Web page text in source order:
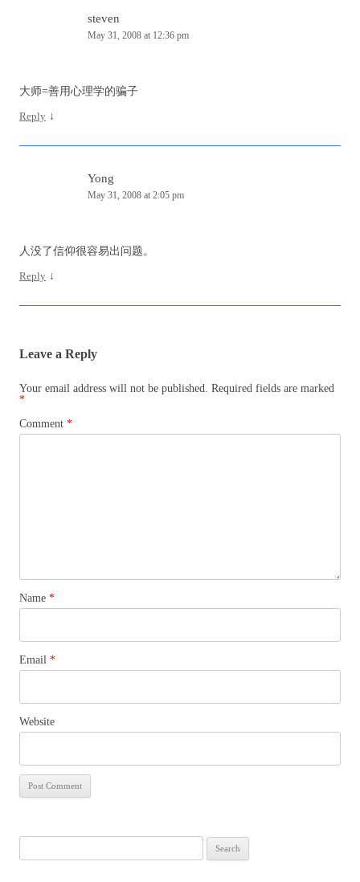
steven
May 31, 2008 at 12:36 pm
大师=善用心理学的骗子
Reply ↓
Yong
May 31, 2008 at 2:05 pm
人没了信仰很容易出问题。
Reply ↓
Leave a Reply
Your email address will not be published. Required fields are marked
*
Comment *
Name *
Email *
Website
for: